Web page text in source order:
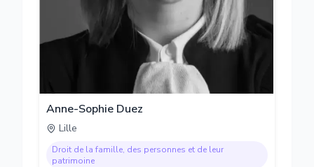
Anne-Sophie Duez
Lille
Droit de la famille, des personnes et de leur
patrimoine